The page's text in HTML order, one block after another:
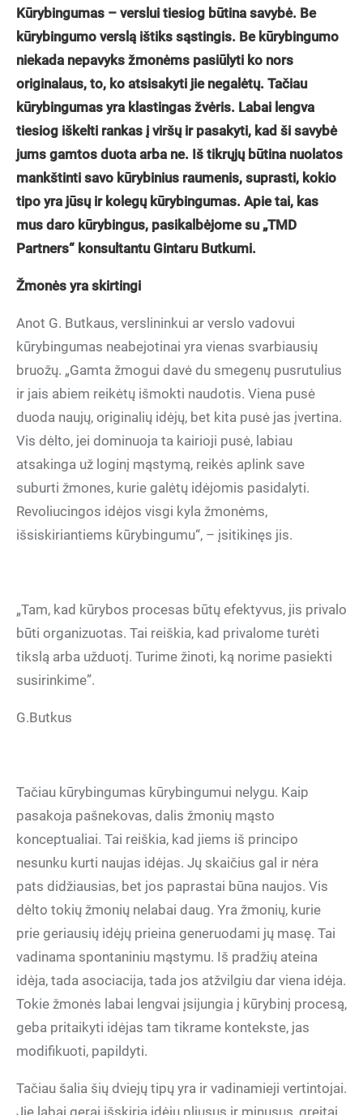
Kūrybingumas – verslui tiesiog būtina savybė. Be
kūrybingumo verslą ištiks sąstingis. Be kūrybingumo
niekada nepavyks žmonėms pasiūlyti ko nors
originalaus, to, ko atsisakyti jie negalėtų. Tačiau
kūrybingumas yra klastingas žvėris. Labai lengva
tiesiog iškelti rankas į viršų ir pasakyti, kad ši savybė
jums gamtos duota arba ne. Iš tikrųjų būtina nuolatos
mankštinti savo kūrybinius raumenis, suprasti, kokio
tipo yra jūsų ir kolegų kūrybingumas. Apie tai, kas
mus daro kūrybingus, pasikalbėjome su „TMD
Partners“ konsultantu Gintaru Butkumi.
Žmonės yra skirtingi
Anot G. Butkaus, verslininkui ar verslo vadovui
kūrybingumas neabejotinai yra vienas svarbiausių
bruožų. „Gamta žmogui davė du smegenų pusrutulius
ir jais abiem reikėtų išmokti naudotis. Viena pusė
duoda naujų, originalių idėjų, bet kita pusė jas įvertina.
Vis dėlto, jei dominuoja ta kairioji pusė, labiau
atsakinga už loginį mąstymą, reikės aplink save
suburti žmones, kurie galėtų idėjomis pasidalyti.
Revoliucingos idėjos visgi kyla žmonėms,
išsiskiriantiems kūrybingumu“, – įsitikinęs jis.
„Tam, kad kūrybos procesas būtų efektyvus, jis privalo
būti organizuotas. Tai reiškia, kad privalome turėti
tikslą arba užduotį. Turime žinoti, ką norime pasiekti
susirinkime”.
G.Butkus
Tačiau kūrybingumas kūrybingumui nelygu. Kaip
pasakoja pašnekovas, dalis žmonių mąsto
konceptualiai. Tai reiškia, kad jiems iš principo
nesunku kurti naujas idėjas. Jų skaičius gal ir nėra
pats didžiausias, bet jos paprastai būna naujos. Vis
dėlto tokių žmonių nelabai daug. Yra žmonių, kurie
prie geriausių idėjų prieina generuodami jų masę. Tai
vadinama spontaniniu mąstymu. Iš pradžių ateina
idėja, tada asociacija, tada jos atžvilgiu dar viena idėja.
Tokie žmonės labai lengvai įsijungia į kūrybinį procesą,
geba pritaikyti idėjas tam tikrame kontekste, jas
modifikuoti, papildyti.
Tačiau šalia šių dviejų tipų yra ir vadinamieji vertintojai.
Jie labai gerai išskiria idėjų pliusus ir minusus, greitai